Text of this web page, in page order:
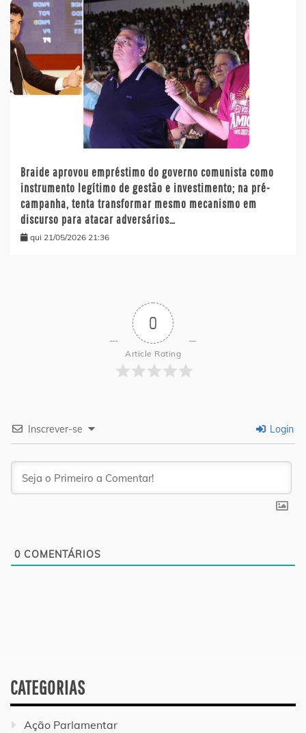
Braide aprovou empréstimo do governo comunista como
instrumento legítimo de gestão e investimento; na pré-
campanha, tenta transformar mesmo mecanismo em
discurso para atacar adversários…
qui 21/05/2026 21:36
0
Article Rating
Inscrever-se Login
0 COMENTÁRIOS
CATEGORIAS
Ação Parlamentar